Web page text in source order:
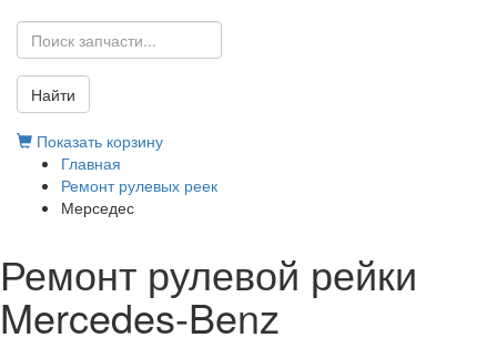
Найти
Показать корзину
Главная
Ремонт рулевых реек
Мерседес
Ремонт рулевой рейки
Mercedes-Benz